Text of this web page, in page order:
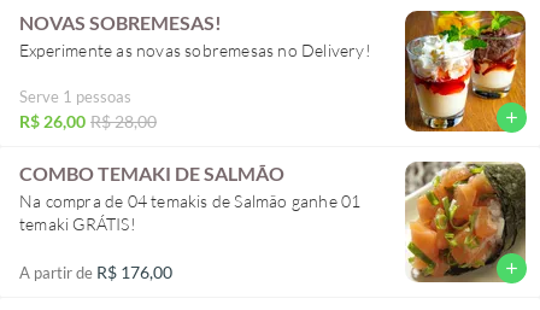
LOJA, CASO CONTRARIO O SISTEMA
COBRARÁ A TAXA DE ENTREGA. Grato
NOVAS SOBREMESAS!
Experimente as novas sobremesas no Delivery!
Serve 1 pessoas
R$ 26,00 R$ 28,00 add
COMBO TEMAKI DE SALMÃO
Na compra de 04 temakis de Salmão ganhe 01
temaki GRÁTIS!
A partir de R$ 176,00 add